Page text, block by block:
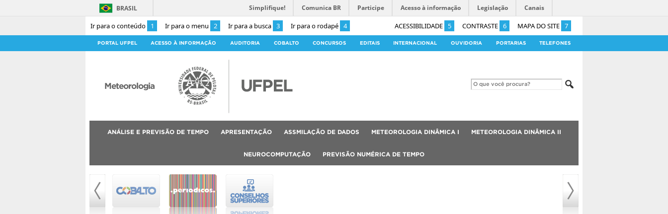
Ir para o conteúdo 1 Ir para o menu 2 Ir para a busca 3 Ir para o rodapé 4 ACESSIBILIDADE 5 CONTRASTE 6 MAPA DO SITE 7
BRASIL Simplifique! Comunica BR Participe Acesso à informação Legislação Canais
PORTAL UFPEL ACESSO À INFORMAÇÃO AUDITORIA COBALTO CONCURSOS EDITAIS INTERNACIONAL OUVIDORIA PORTARIAS TELEFONES
Meteorologia
ANÁLISE E PREVISÃO DE TEMPO APRESENTAÇÃO ASSMILAÇÃO DE DADOS METEOROLOGIA DINÂMICA I METEOROLOGIA DINÂMICA II
NEUROCOMPUTAÇÃO PREVISÃO NUMÉRICA DE TEMPO